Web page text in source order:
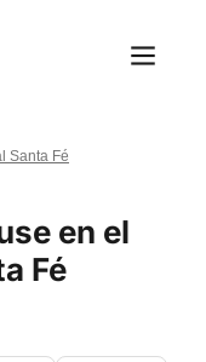
Santa Fé
en el
Fé